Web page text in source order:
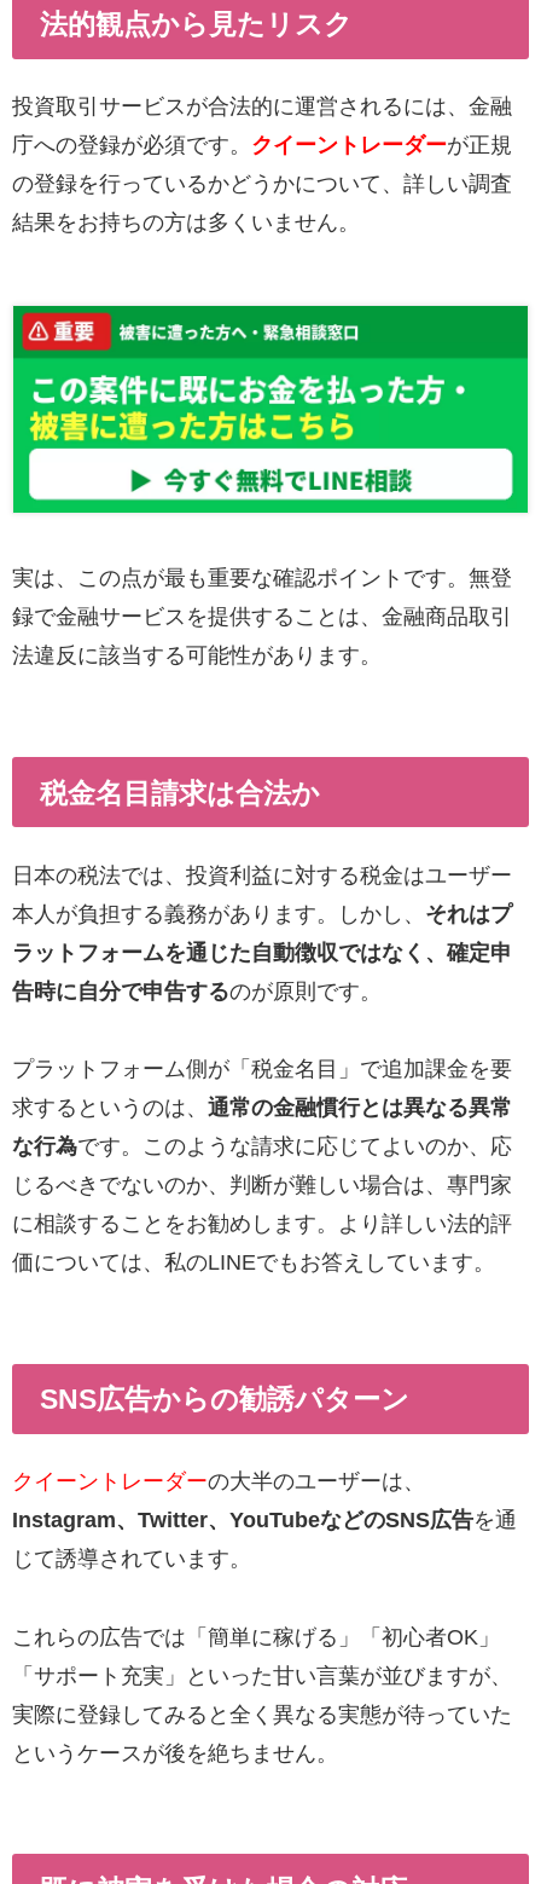
法的観点から見たリスク
投資取引サービスが合法的に運営されるには、金融
庁への登録が必須です。 クイーントレーダーが正規
の登録を行っているかどうかについて、詳しい調査
結果をお持ちの方は多くいません。
実は、この点が最も重要な確認ポイントです。無登
録で金融サービスを提供することは、金融商品取引
法違反に該当する可能性があります。
税金名目請求は合法か
日本の税法では、投資利益に対する税金はユーザー
本人が負担する義務があります。しかし、 それはプ
ラットフォームを通じた自動徴収ではなく、確定申
告時に自分で申告するのが原則です。
プラットフォーム側が「税金名目」で追加課金を要
求するというのは、 通常の金融慣行とは異なる異常
な行為です。このような請求に応じてよいのか、応
じるべきでないのか、判断が難しい場合は、專門家
に相談することをお勧めします。より詳しい法的評
価については、私のLINEでもお答えしています。
SNS広告からの勧誘パターン
クイーントレーダーの大半のユーザーは、
Instagram、Twitter、YouTubeなどのSNS広告を通
じて誘導されています。
これらの広告では「簡単に稼げる」「初心者OK」
「サポート充実」といった甘い言葉が並びますが、
実際に登録してみると全く異なる実態が待っていた
というケースが後を絶ちません。